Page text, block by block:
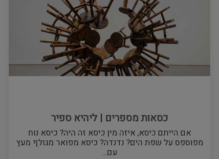
כסאות מספרים | ליהיא ספיר
אם הייתם כיסא, איזה מין כיסא זה היה? כיסא נוח
מפוספס על שפת הים? נדנדה? כיסא מפואר מגולף מעץ
עם…